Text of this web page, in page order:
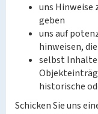
uns Hinweise
geben
uns auf
hinweisen,
selbst Inhalte
historische
Schicken Sie uns